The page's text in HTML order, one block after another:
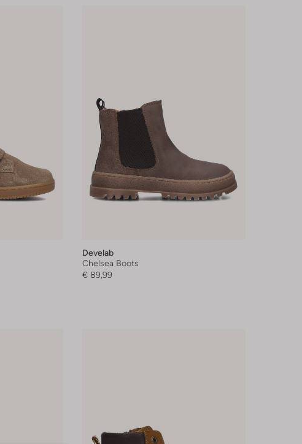
Develab
Chelsea Boots
€ 89,99